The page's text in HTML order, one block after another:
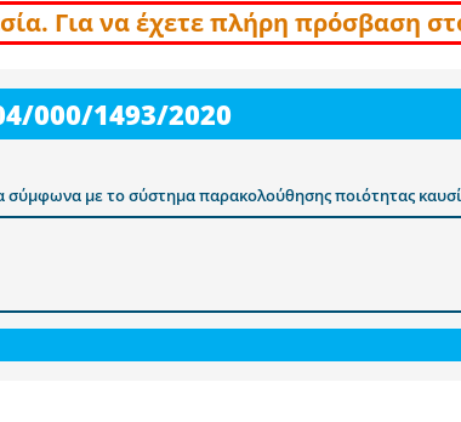
Για να έχετε πλήρη πρόσβαση
000/1493/2020
με το σύστημα παρακολούθησης ποιότητας